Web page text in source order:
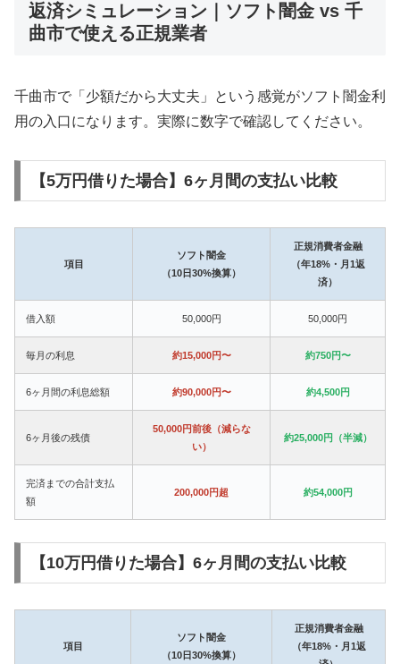
返済シミュレーション｜ソフト闇金 vs 千
曲市で使える正規業者
千曲市で「少額だから大丈夫」という感覚がソフト闇金利
用の入口になります。実際に数字で確認してください。
【5万円借りた場合】6ヶ月間の支払い比較
項目
ソフト闇金
（10日30%換算）
正規消費者金融
（年18%・月1返
済）
借入額 50,000円 50,000円
毎月の利息 約15,000円〜 約750円〜
6ヶ月間の利息総額 約90,000円〜 約4,500円
6ヶ月後の残債
50,000円前後（減らな
い）
約25,000円（半減）
完済までの合計支払
額
200,000円超 約54,000円
【10万円借りた場合】6ヶ月間の支払い比較
項目
ソフト闇金
（10日30%換算）
正規消費者金融
（年18%・月1返